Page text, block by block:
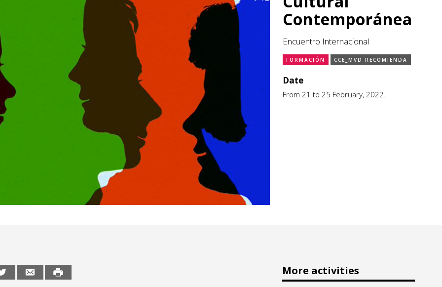
Contemporánea
Encuentro Internacional
FORMACIÓN CCE_MVD RECOMIENDA
Date
From 21 to 25 February, 2022.
More activities